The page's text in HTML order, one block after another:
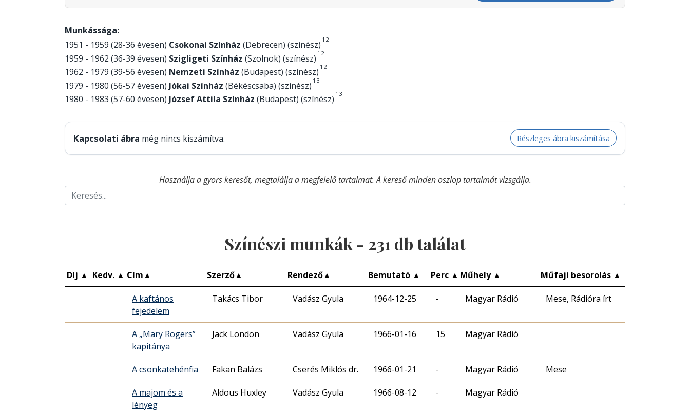
Munkássága:
1951 - 1959 (28-36 évesen) Csokonai Színház (Debrecen) (színész) 1 2
1959 - 1962 (36-39 évesen) Szigligeti Színház (Szolnok) (színész) 1 2
1962 - 1979 (39-56 évesen) Nemzeti Színház (Budapest) (színész) 1 2
1979 - 1980 (56-57 évesen) Jókai Színház (Békéscsaba) (színész) 1 3
1980 - 1983 (57-60 évesen) József Attila Színház (Budapest) (színész) 1 3
Kapcsolati ábra még nincs kiszámítva. Részleges ábra kiszámítása
Használja a gyors keresőt, megtalálja a megfelelő tartalmat. A kereső minden oszlop tartalmát vizsgálja.
Színészi munkák - 231 db találat
Díj ▲ Kedv. ▲ Cím▲ Szerző▲ Rendező▲ Bemutató ▲ Perc ▲ Műhely ▲ Műfaji besorolás ▲
A kaftános
fejedelem
Takács Tibor Vadász Gyula 1964-12-25 - Magyar Rádió Mese, Rádióra írt
A „Mary Rogers”
kapitánya
Jack London Vadász Gyula 1966-01-16 15 Magyar Rádió
A csonkatehénfia Fakan Balázs Cserés Miklós dr. 1966-01-21 - Magyar Rádió Mese
A majom és a
lényeg
Aldous Huxley Vadász Gyula 1966-08-12 - Magyar Rádió